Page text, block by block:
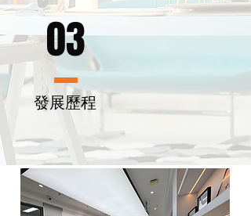
03
發展歷程